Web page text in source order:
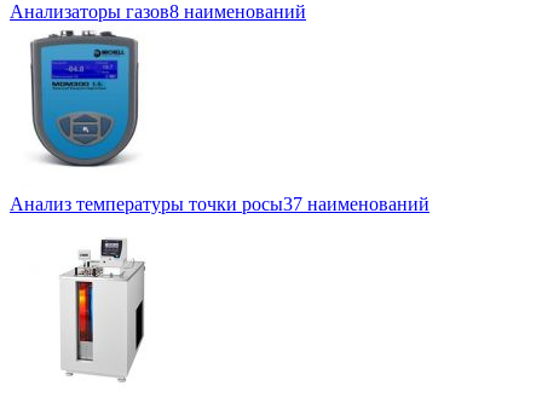
Анализаторы газов8 наименований
Анализ температуры точки росы37 наименований